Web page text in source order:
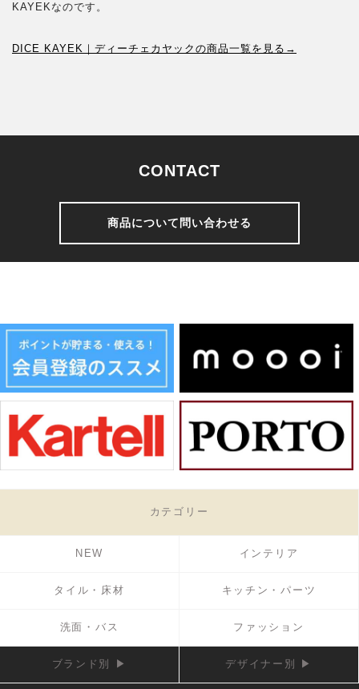
KAYEKなのです。
DICE KAYEK｜ディーチェカヤックの商品一覧を見る→
CONTACT
商品について問い合わせる
カテゴリー
NEW インテリア
タイル・床材 キッチン・パーツ
洗面・バス ファッション
ブランド別 ▶ デザイナー別 ▶